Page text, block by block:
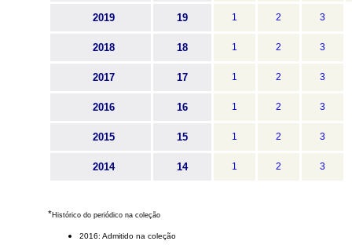
2019 19 1 2 3
2018 18 1 2 3
2017 17 1 2 3
2016 16 1 2 3
2015 15 1 2 3
2014 14 1 2 3
*Histórico do periódico na coleção
2016: Admitido na coleção